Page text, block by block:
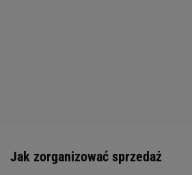
Jak zorganizować sprzedaż